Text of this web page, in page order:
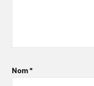
Nom*